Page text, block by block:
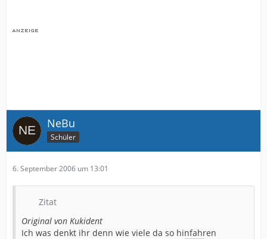
NeBu
Schüler
6. September 2006 um 13:01
Zitat
Original von Kukident
Ich was denkt ihr denn wie viele da so hinfahren